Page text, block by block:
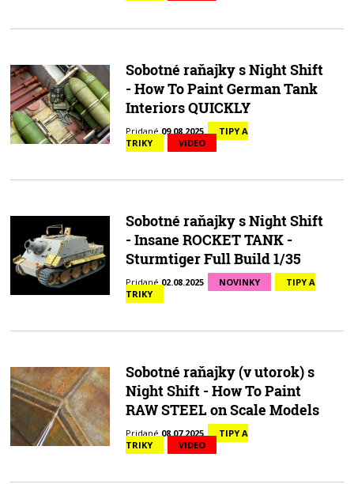
Sobotné raňajky s Night Shift
- How To Paint German Tank
Interiors QUICKLY
Pridané09.08.2025
TIPY A
TRIKY
VIDEO
Sobotné raňajky s Night Shift
- Insane ROCKET TANK -
Sturmtiger Full Build 1/35
Pridané02.08.2025 NOVINKY
TIPY A
TRIKY
Sobotné raňajky (v utorok) s
Night Shift - How To Paint
RAW STEEL on Scale Models
Pridané08.07.2025
TIPY A
TRIKY
VIDEO